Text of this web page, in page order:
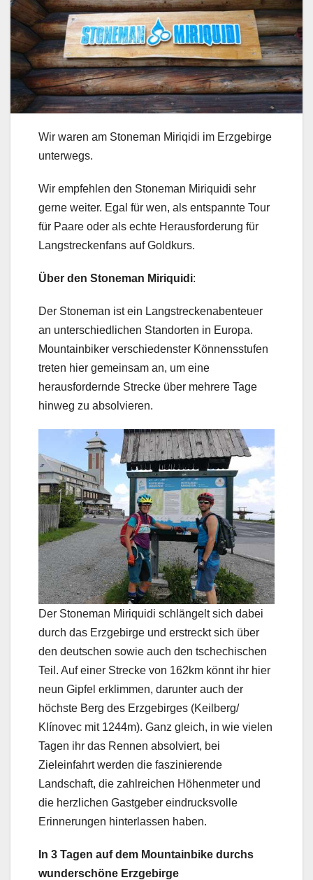
Wir waren am Stoneman Miriqidi im Erzgebirge
unterwegs.
Wir empfehlen den Stoneman Miriquidi sehr
gerne weiter. Egal für wen, als entspannte Tour
für Paare oder als echte Herausforderung für
Langstreckenfans auf Goldkurs.
Über den Stoneman Miriquidi:
Der Stoneman ist ein Langstreckenabenteuer
an unterschiedlichen Standorten in Europa.
Mountainbiker verschiedenster Könnensstufen
treten hier gemeinsam an, um eine
herausfordernde Strecke über mehrere Tage
hinweg zu absolvieren.
Der Stoneman Miriquidi schlängelt sich dabei
durch das Erzgebirge und erstreckt sich über
den deutschen sowie auch den tschechischen
Teil. Auf einer Strecke von 162km könnt ihr hier
neun Gipfel erklimmen, darunter auch der
höchste Berg des Erzgebirges (Keilberg/
Klínovec mit 1244m). Ganz gleich, in wie vielen
Tagen ihr das Rennen absolviert, bei
Zieleinfahrt werden die faszinierende
Landschaft, die zahlreichen Höhenmeter und
die herzlichen Gastgeber eindrucksvolle
Erinnerungen hinterlassen haben.
In 3 Tagen auf dem Mountainbike durchs
wunderschöne Erzgebirge